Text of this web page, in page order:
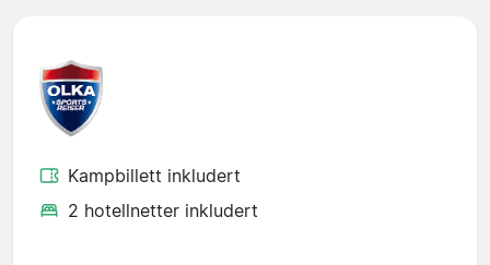
Kampbillett inkludert
2 hotellnetter inkludert